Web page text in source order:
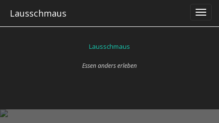
Lausschmaus
Lausschmaus
Essen anders erleben